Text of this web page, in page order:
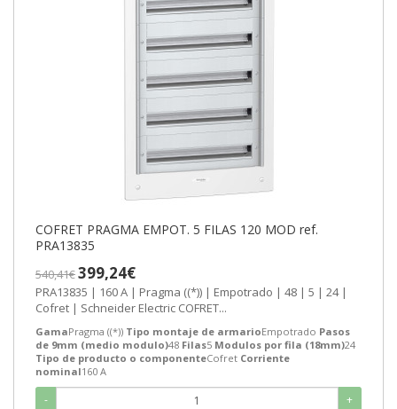
COFRET PRAGMA EMPOT. 5 FILAS 120 MOD ref.
PRA13835
540,41€399,24€
PRA13835 | 160 A | Pragma ((*)) | Empotrado | 48 | 5 | 24 |
Cofret | Schneider Electric COFRET...
GamaPragma ((*)) Tipo montaje de armarioEmpotrado Pasos
de 9mm (medio modulo)48 Filas5 Modulos por fila (18mm)24
Tipo de producto o componenteCofret Corriente
nominal160 A
- +